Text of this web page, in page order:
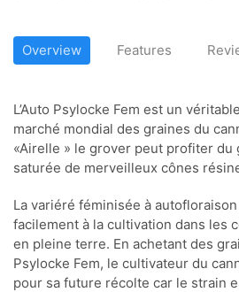
Overview Features
L’Auto Psylocke Fem est un
marché mondial des graines du
«Airelle » le grover peut profiter
saturée de merveilleux cônes
La variéré féminisée à
facilement à la cultivation dans les
en pleine terre. En achetant des
Psylocke Fem, le cultivateur du
pour sa future récolte car le strain